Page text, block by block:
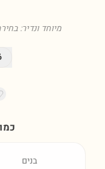
מיוחד ונדיר:
בנים